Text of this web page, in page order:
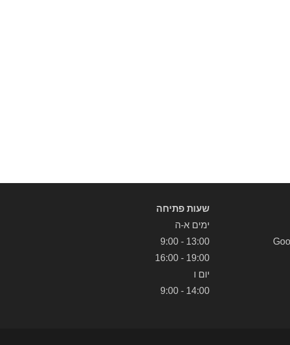
שעות פתיחה
ימים א-ה
13:00 - 9:00
19:00 - 16:00
יום ו
14:00 - 9:00